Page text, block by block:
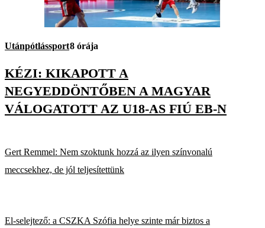
Utánpótlássport8 órája
KÉZI: KIKAPOTT A
NEGYEDDÖNTŐBEN A MAGYAR
VÁLOGATOTT AZ U18-AS FIÚ EB-N
Gert Remmel: Nem szoktunk hozzá az ilyen színvonalú
meccsekhez, de jól teljesítettünk
El-selejtező: a CSZKA Szófia helye szinte már biztos a